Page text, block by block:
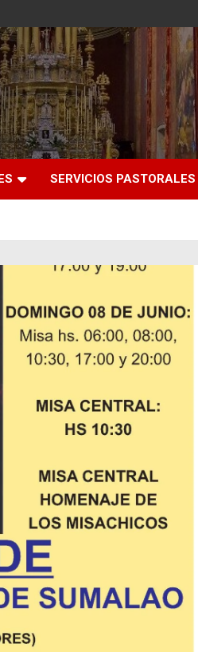
SERVICIOS PASTORALES